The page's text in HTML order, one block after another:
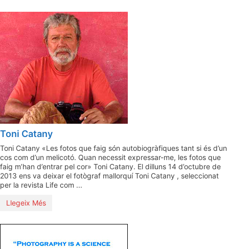
Toni Catany
Toni Catany «Les fotos que faig són autobiogràfiques tant si és d’un
cos com d’un melicotó. Quan necessit expressar-me, les fotos que
faig m’han d’entrar pel cor» Toni Catany. El dilluns 14 d’octubre de
2013 ens va deixar el fotògraf mallorquí Toni Catany , seleccionat
per la revista Life com ...
Llegeix Més